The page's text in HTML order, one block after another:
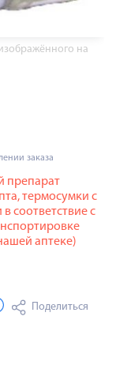
на
заказа
препарат
термосумки с
соответствие с
аптеке)
Поделиться